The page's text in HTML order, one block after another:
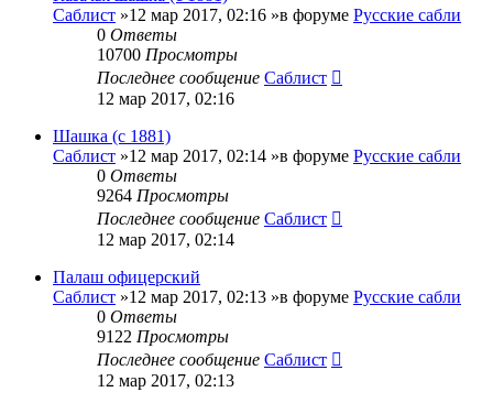
Саблист »12 мар 2017, 02:16 »в форуме Русские сабли
0 Ответы
10700 Просмотры
Последнее сообщение Саблист
12 мар 2017, 02:16
Шашка (с 1881)
Саблист »12 мар 2017, 02:14 »в форуме Русские сабли
0 Ответы
9264 Просмотры
Последнее сообщение Саблист
12 мар 2017, 02:14
Палаш офицерский
Саблист »12 мар 2017, 02:13 »в форуме Русские сабли
0 Ответы
9122 Просмотры
Последнее сообщение Саблист
12 мар 2017, 02:13